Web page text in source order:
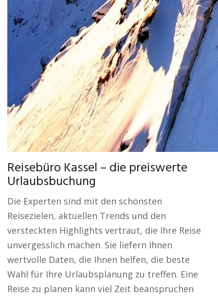
Reisebüro Kassel – die preiswerte
Urlaubsbuchung
Die Experten sind mit den schönsten
Reisezielen, aktuellen Trends und den
versteckten Highlights vertraut, die Ihre Reise
unvergesslich machen. Sie liefern Ihnen
wertvolle Daten, die Ihnen helfen, die beste
Wahl für Ihre Urlaubsplanung zu treffen. Eine
Reise zu planen kann viel Zeit beanspruchen